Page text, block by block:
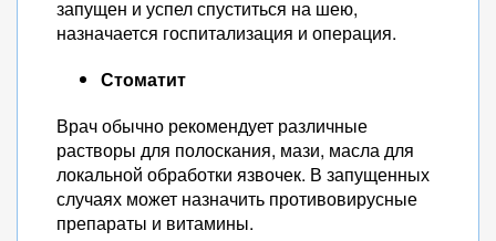
запущен и успел спуститься на шею,
назначается госпитализация и операция.
Стоматит
Врач обычно рекомендует различные
растворы для полоскания, мази, масла для
локальной обработки язвочек. В запущенных
случаях может назначить противовирусные
препараты и витамины.